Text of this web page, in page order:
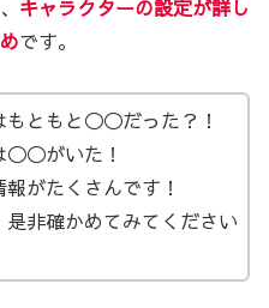
キャラクターの設定が詳し
です。
もともと◯◯だった？！
◯◯がいた！
がたくさんです！
非確かめてみてください